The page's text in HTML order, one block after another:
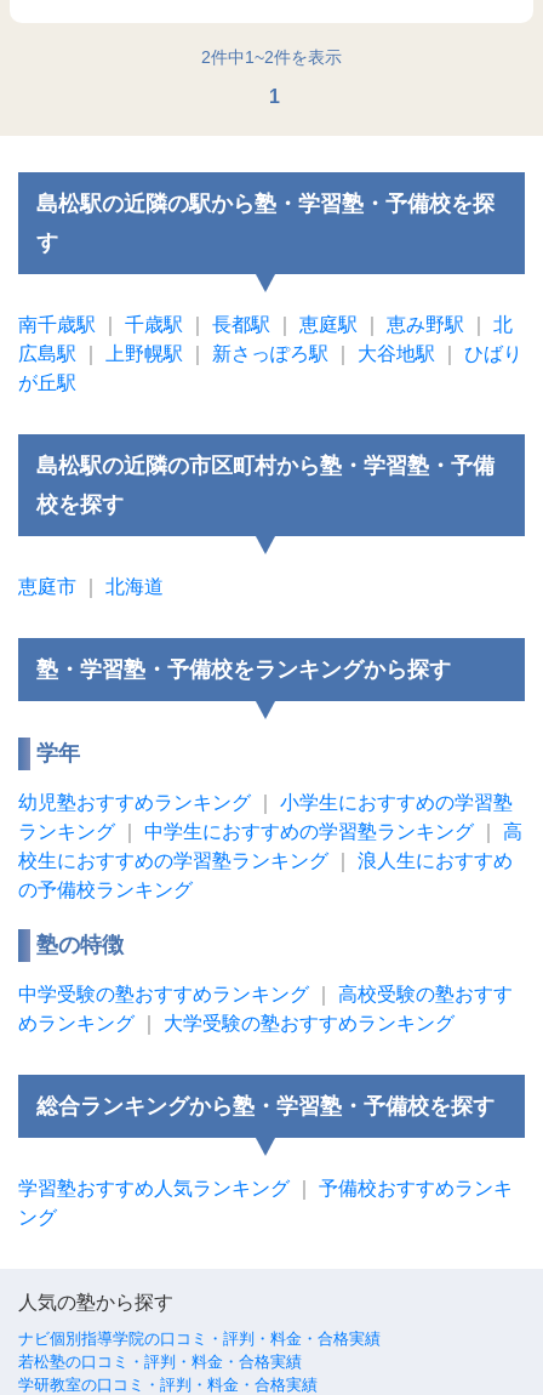
2件中1~2件を表示
1
島松駅の近隣の駅から塾・学習塾・予備校を探
す
南千歳駅 千歳駅 長都駅 恵庭駅 恵み野駅
北
広島駅
上野幌駅 新さっぽろ駅 大谷地駅
ひばり
が丘駅
島松駅の近隣の市区町村から塾・学習塾・予備
校を探す
恵庭市 北海道
塾・学習塾・予備校をランキングから探す
学年
幼児塾おすすめランキング
小学生におすすめの学習塾
ランキング
中学生におすすめの学習塾ランキング
高
校生におすすめの学習塾ランキング
浪人生におすすめ
の予備校ランキング
塾の特徴
中学受験の塾おすすめランキング
高校受験の塾おすす
めランキング
大学受験の塾おすすめランキング
総合ランキングから塾・学習塾・予備校を探す
学習塾おすすめ人気ランキング
予備校おすすめランキ
ング
人気の塾から探す
ナビ個別指導学院の口コミ・評判・料金・合格実績
若松塾の口コミ・評判・料金・合格実績
学研教室の口コミ・評判・料金・合格実績